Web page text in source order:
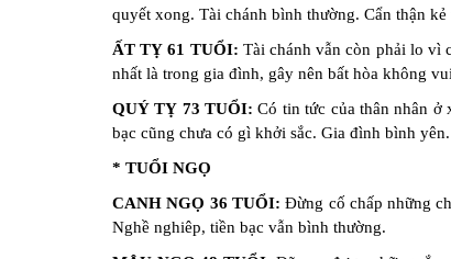
quyết xong. Tài chánh bình thường. Cẩn thận
ẤT TỴ 61 TUỔI: Tài chánh vẫn còn phải lo vì
nhất là trong gia đình, gây nên bất hòa không
QUÝ TỴ 73 TUỔI:Có tin tức của thân nhân
bạc cũng chưa có gì khởi sắc. Gia đình bình yên.
* TUỔI NGỌ
CANH NGỌ 36 TUỔI:Đừng cố chấp những
Nghề nghiêp, tiền bạc vẫn bình thường.